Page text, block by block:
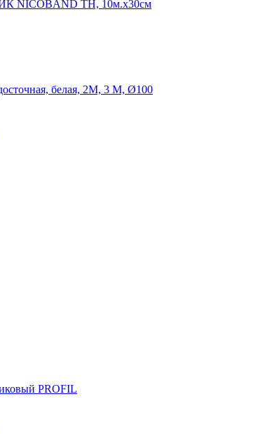
NICOBAND ТН, 10м.х30см
белая, 2М, 3 М, Ø100
PROFIL